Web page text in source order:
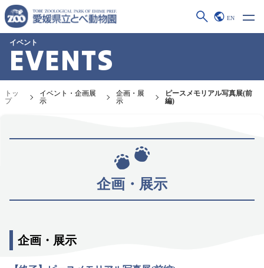
EN
イベント
EVENTS
トッ
プ
イベント・企画展
示
企画・展
示
ピースメモリアル写真展(前
編)
企画・展示
企画・展示